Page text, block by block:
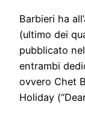
Barbieri ha
(ultimo dei
pubblicato
entrambi
ovvero Chet
Holiday